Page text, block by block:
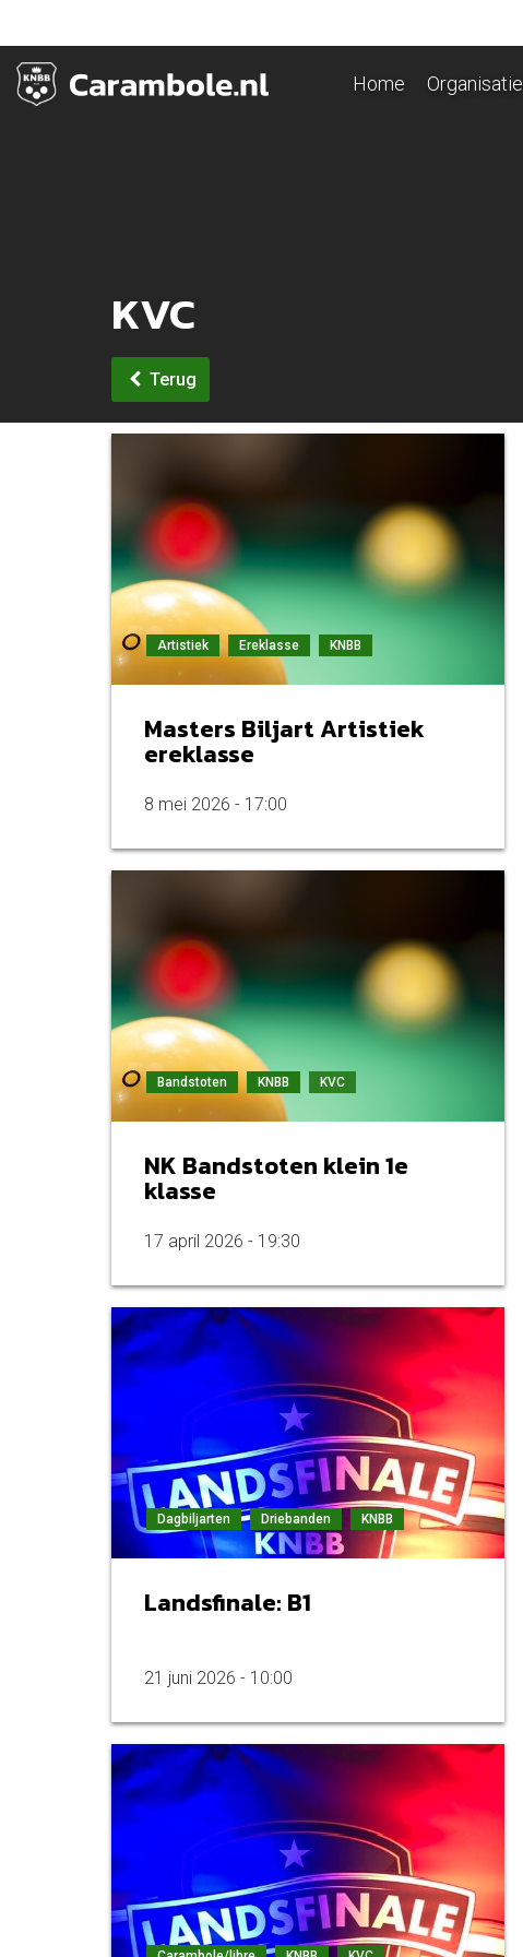
Home Organisatie
KVC
Terug
Artistiek Ereklasse KNBB
Masters Biljart Artistiek
ereklasse
8 mei 2026 - 17:00
Bandstoten KNBB KVC
NK Bandstoten klein 1e
klasse
17 april 2026 - 19:30
Dagbiljarten Driebanden KNBB
Landsfinale: B1
21 juni 2026 - 10:00